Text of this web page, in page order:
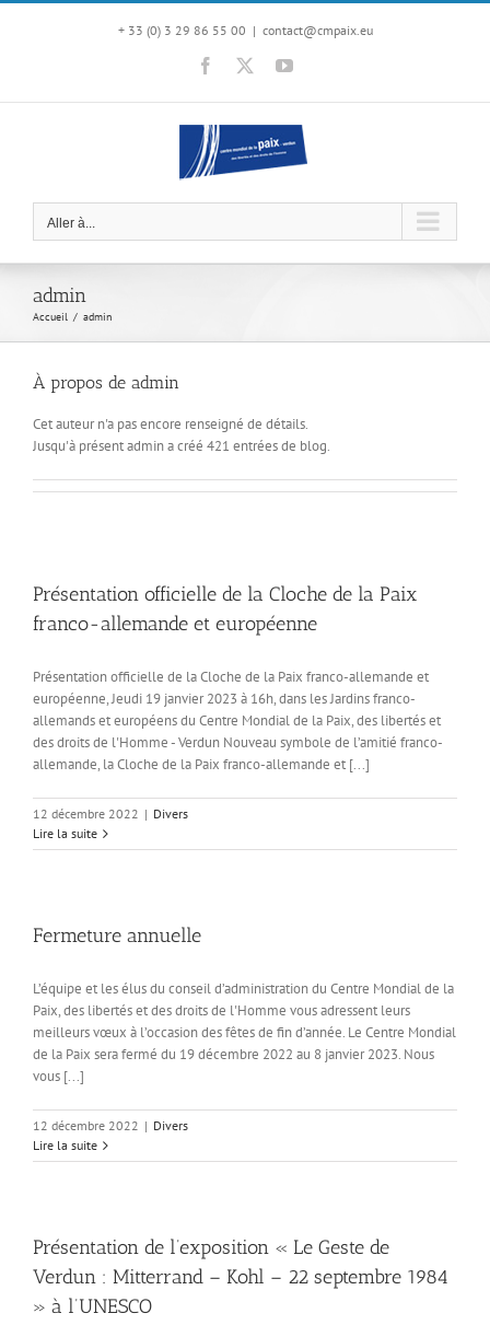
Passer
+ 33 (0) 3 29 86 55 00 | contact@cmpaix.eu
Facebook YouTube
Aller à...
admin
Accueil admin
À propos de admin
Cet auteur n'a pas encore renseigné de détails.
Jusqu'à présent admin a créé 421 entrées de blog.
Présentation officielle de la Cloche de la Paix
franco-allemande et européenne
Présentation officielle de la Cloche de la Paix franco-allemande et
européenne, Jeudi 19 janvier 2023 à 16h, dans les Jardins franco-
allemands et européens du Centre Mondial de la Paix, des libertés et
des droits de l'Homme - Verdun Nouveau symbole de l’amitié franco-
allemande, la Cloche de la Paix franco-allemande et [...]
12 décembre 2022 | Divers
Lire la suite
Fermeture annuelle
L’équipe et les élus du conseil d’administration du Centre Mondial de la
Paix, des libertés et des droits de l'Homme vous adressent leurs
meilleurs vœux à l’occasion des fêtes de fin d’année. Le Centre Mondial
de la Paix sera fermé du 19 décembre 2022 au 8 janvier 2023. Nous
vous [...]
12 décembre 2022 | Divers
Lire la suite
Présentation de l’exposition « Le Geste de
Verdun : Mitterrand – Kohl – 22 septembre 1984
» à l’UNESCO